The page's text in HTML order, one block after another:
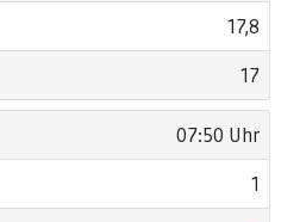
17,8
17
07:50 Uhr
1